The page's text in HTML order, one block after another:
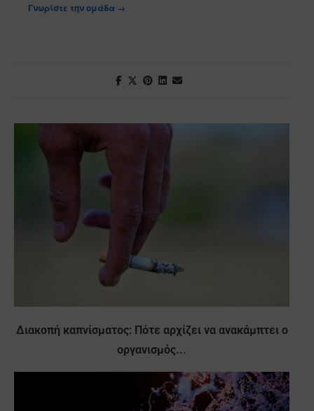
Γνωρίστε την ομάδα →
Διακοπή καπνίσματος: Πότε αρχίζει να ανακάμπτει ο
οργανισμός...